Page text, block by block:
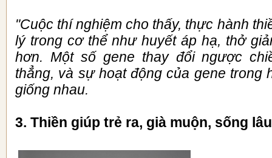
"Cuộc thí nghiệm cho thấy, thực hành
lý trong cơ thể như huyết áp hạ, thở
hơn. Một số gene thay đổi ngược
thẳng, và sự hoạt động của gene trong
giống nhau.
3. Thiền giúp trẻ ra, già muộn, sống